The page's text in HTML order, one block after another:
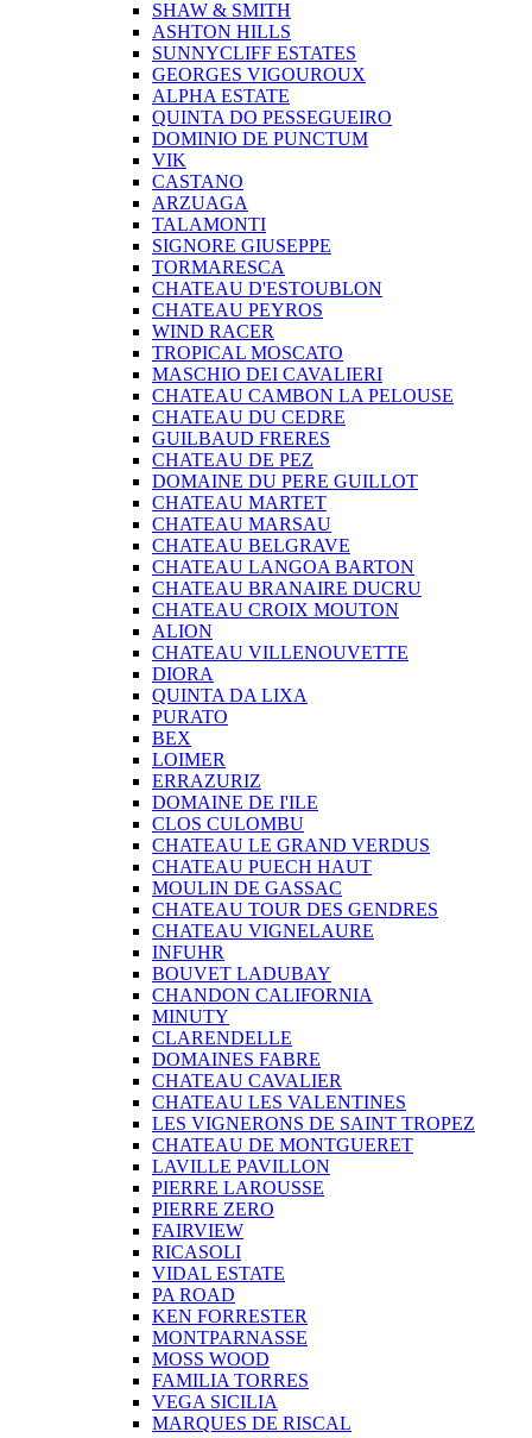
SHAW & SMITH
ASHTON HILLS
SUNNYCLIFF ESTATES
GEORGES VIGOUROUX
ALPHA ESTATE
QUINTA DO PESSEGUEIRO
DOMINIO DE PUNCTUM
VIK
CASTANO
ARZUAGA
TALAMONTI
SIGNORE GIUSEPPE
TORMARESCA
CHATEAU D'ESTOUBLON
CHATEAU PEYROS
WIND RACER
TROPICAL MOSCATO
MASCHIO DEI CAVALIERI
CHATEAU CAMBON LA PELOUSE
CHATEAU DU CEDRE
GUILBAUD FRERES
CHATEAU DE PEZ
DOMAINE DU PERE GUILLOT
CHATEAU MARTET
CHATEAU MARSAU
CHATEAU BELGRAVE
CHATEAU LANGOA BARTON
CHATEAU BRANAIRE DUCRU
CHATEAU CROIX MOUTON
ALION
CHATEAU VILLENOUVETTE
DIORA
QUINTA DA LIXA
PURATO
BEX
LOIMER
ERRAZURIZ
DOMAINE DE I'ILE
CLOS CULOMBU
CHATEAU LE GRAND VERDUS
CHATEAU PUECH HAUT
MOULIN DE GASSAC
CHATEAU TOUR DES GENDRES
CHATEAU VIGNELAURE
INFUHR
BOUVET LADUBAY
CHANDON CALIFORNIA
MINUTY
CLARENDELLE
DOMAINES FABRE
CHATEAU CAVALIER
CHATEAU LES VALENTINES
LES VIGNERONS DE SAINT TROPEZ
CHATEAU DE MONTGUERET
LAVILLE PAVILLON
PIERRE LAROUSSE
PIERRE ZERO
FAIRVIEW
RICASOLI
VIDAL ESTATE
PA ROAD
KEN FORRESTER
MONTPARNASSE
MOSS WOOD
FAMILIA TORRES
VEGA SICILIA
MARQUES DE RISCAL